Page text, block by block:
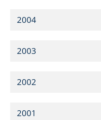
2004
2003
2002
2001